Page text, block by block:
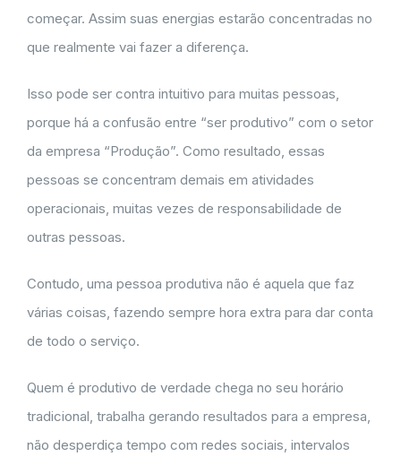
começar. Assim suas energias estarão concentradas no
que realmente vai fazer a diferença.
Isso pode ser contra intuitivo para muitas pessoas,
porque há a confusão entre “ser produtivo” com o setor
da empresa “Produção”. Como resultado, essas
pessoas se concentram demais em atividades
operacionais, muitas vezes de responsabilidade de
outras pessoas.
Contudo, uma pessoa produtiva não é aquela que faz
várias coisas, fazendo sempre hora extra para dar conta
de todo o serviço.
Quem é produtivo de verdade chega no seu horário
tradicional, trabalha gerando resultados para a empresa,
não desperdiça tempo com redes sociais, intervalos